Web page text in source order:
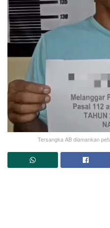
Tersangka AB diamankan